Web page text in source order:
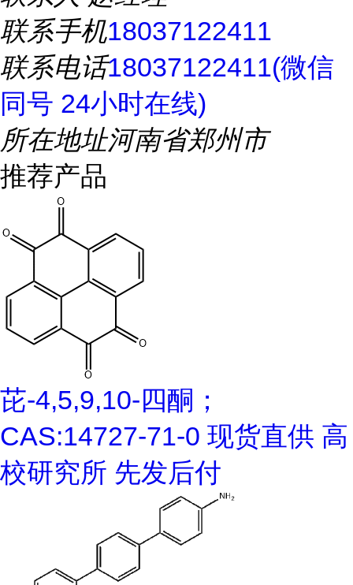
联系手机18037122411
联系电话18037122411(微信
同号 24小时在线)
所在地址河南省郑州市
推荐产品
芘-4,5,9,10-四酮；
CAS:14727-71-0 现货直供 高
校研究所 先发后付